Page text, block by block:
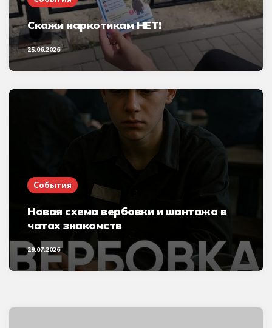
Скажи наркотикам НЕТ!
25.06.2026
События
Новая схема вербовки и шантажа в
чатах знакомств
29.07.2026